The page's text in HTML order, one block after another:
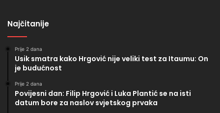
Najčitanije
Prije 2 dana
Usik smatra kako Hrgović nije veliki test za Itaumu: On
je budućnost
Prije 2 dana
Povijesni dan: Filip Hrgović i Luka Plantić se na isti
datum bore za naslov svjetskog prvaka